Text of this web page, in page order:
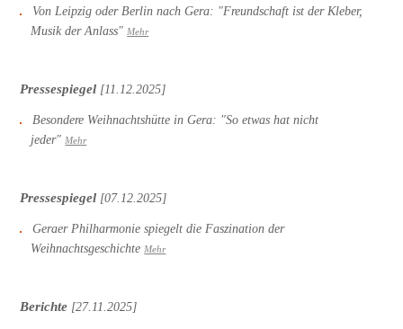
Von Leipzig oder Berlin nach Gera: "Freundschaft ist der Kleber,
Musik der Anlass" Mehr
Pressespiegel [11.12.2025]
Besondere Weihnachtshütte in Gera: "So etwas hat nicht
jeder" Mehr
Pressespiegel [07.12.2025]
Geraer Philharmonie spiegelt die Faszination der
Weihnachtsgeschichte Mehr
Berichte [27.11.2025]